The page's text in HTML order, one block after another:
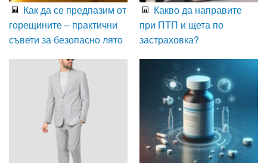
Как да се предпазим от
горещините – практични
съвети за безопасно лято
Какво да направите
при ПТП и щета по
застраховка?